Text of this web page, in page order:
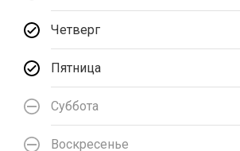
Четверг
Пятница
Суббота
Воскресенье